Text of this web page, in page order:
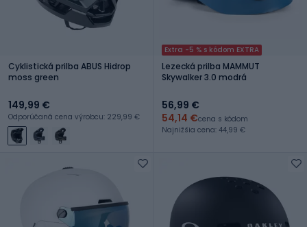
Cyklistická prilba ABUS Hidrop
moss green
149,99 €
Odporúčaná cena výrobcu: 229,99 €
Extra -5 % s kódom EXTRA
Lezecká prilba MAMMUT
Skywalker 3.0 modrá
56,99 €
54,14 €cena s kódom
Najnižšia cena: 44,99 €